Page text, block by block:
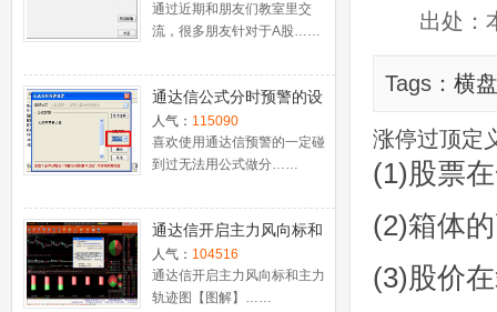
通过近期和朋友们教室里交
流，很多朋友针对于A股……
通达信公式分时预警的设
置
人气： 115090
喜欢使用通达信预警的一定碰
到过无法用公式做分……
通达信开启主力风向标和
主力轨迹图【图解】
人气： 104516
通达信开启主力风向标和主力
轨迹图【图解】……
出处：
Tags： 横
涨停过顶定
(1)股票
(2)箱体
(3)股价